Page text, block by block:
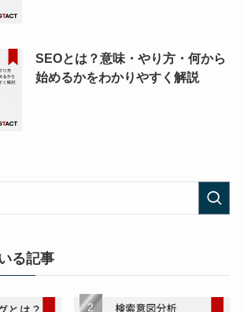
SEOとは？意味・やり方・何から
始めるかをわかりやすく解説
る記事